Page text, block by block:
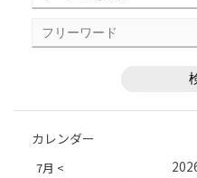
カレンダー
7月 <